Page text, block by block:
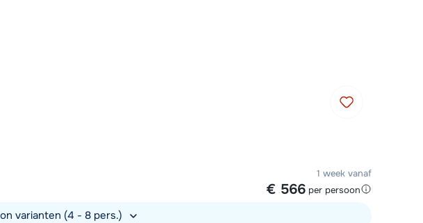
1 week vanaf
€ 566 per persoon
varianten (4 - 8 pers.)